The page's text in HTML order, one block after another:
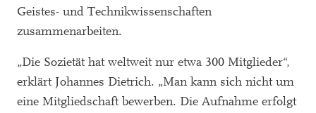
Geistes- und Technikwissenschaften
zusammenarbeiten.
„Die Sozietät hat weltweit nur etwa 300 Mitglieder“,
erklärt Johannes Dietrich. „Man kann sich nicht um
eine Mitgliedschaft bewerben. Die Aufnahme erfolgt